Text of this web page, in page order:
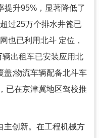
提升95%，显著降低了
过25万个排水井篦已
也已利用北斗 定位，
出租车已安装应用北
盖;物流车辆配备北斗车
已在京津冀地区驾校推
主创新。在工程机械方